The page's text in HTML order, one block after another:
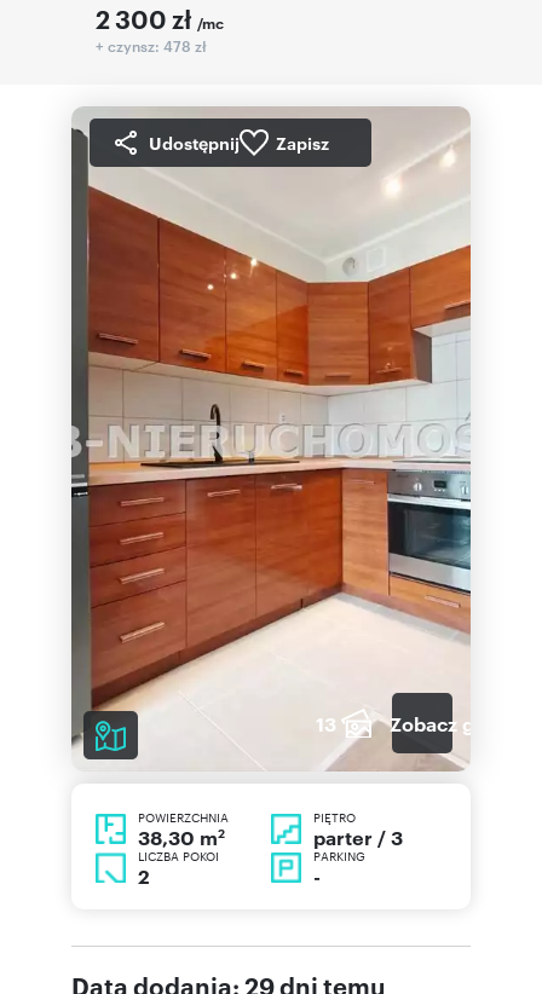
2 300 zł /mc
+ czynsz: 478 zł
Udostępnij Zapisz
13 Zobacz galerię
POWIERZCHNIA
38,30 m2
PIĘTRO
parter / 3
LICZBA POKOI
2
PARKING
-
Data dodania: 29 dni temu